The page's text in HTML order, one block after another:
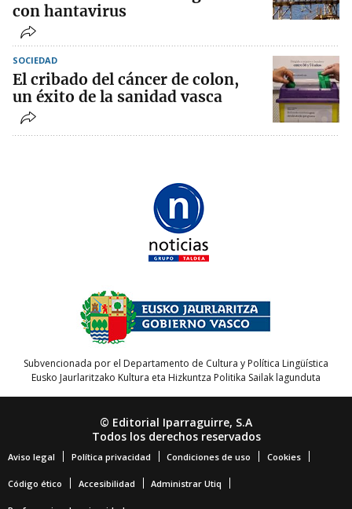
con hantavirus
SOCIEDAD
El cribado del cáncer de colon,
un éxito de la sanidad vasca
Subvencionada por el Departamento de Cultura y Política Lingüística
Eusko Jaurlaritzako Kultura eta Hizkuntza Politika Sailak lagunduta
© Editorial Iparraguirre, S.A
Todos los derechos reservados
Aviso legal Política privacidad Condiciones de uso Cookies
Código ético Accesibilidad Administrar Utiq